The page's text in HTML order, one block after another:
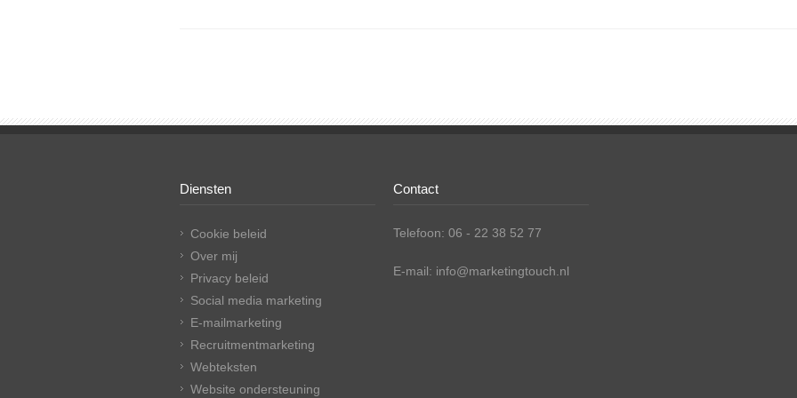
Diensten
Cookie beleid
Over mij
Privacy beleid
Social media marketing
E-mailmarketing
Recruitmentmarketing
Webteksten
Website ondersteuning
Contact
Telefoon: 06 - 22 38 52 77
E-mail: info@marketingtouch.nl